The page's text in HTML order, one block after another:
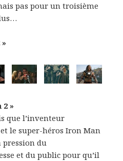
pas pour un troisième
»
que l’inventeur
le super-héros Iron Man
pression du
et du public pour qu’il